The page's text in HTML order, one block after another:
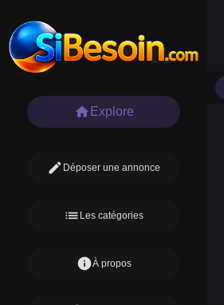
home Explore
edit Déposer une annonce
list Les catégories
infoÀ propos